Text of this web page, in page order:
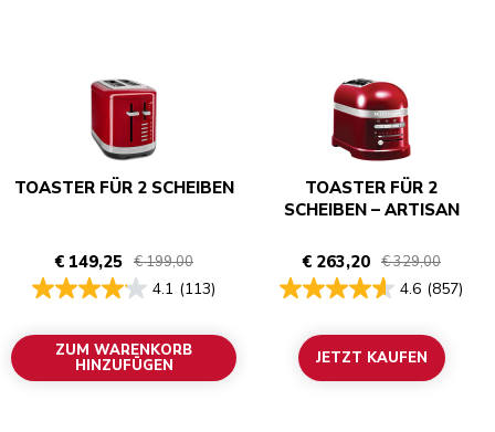
TOASTER FÜR 2 SCHEIBEN
€ 149,25 € 199,00
4.1 (113)
ZUM WARENKORB
HINZUFÜGEN
TOASTER FÜR 2
SCHEIBEN – ARTISAN
€ 263,20 € 329,00
4.6 (857)
JETZT KAUFEN